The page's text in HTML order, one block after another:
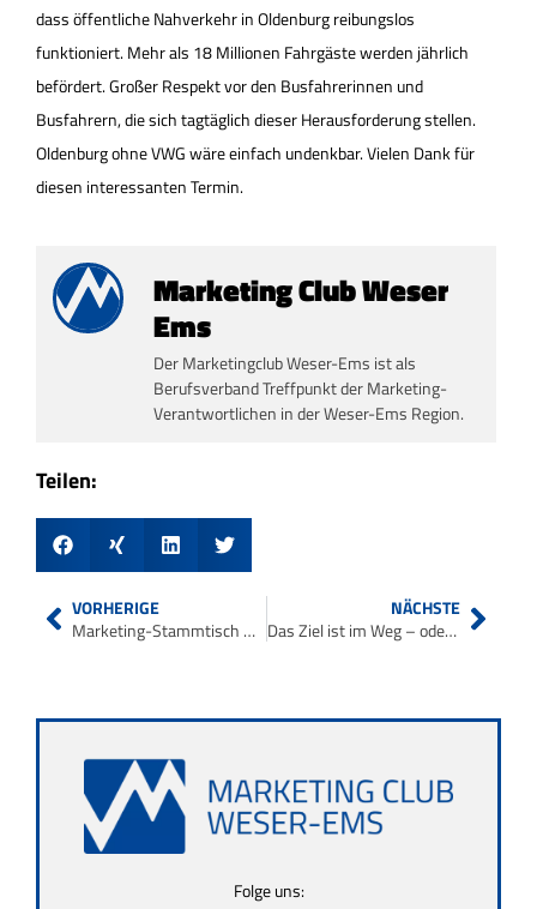
dass öffentliche Nahverkehr in Oldenburg reibungslos
funktioniert. Mehr als 18 Millionen Fahrgäste werden jährlich
befördert. Großer Respekt vor den Busfahrerinnen und
Busfahrern, die sich tagtäglich dieser Herausforderung stellen.
Oldenburg ohne VWG wäre einfach undenkbar. Vielen Dank für
diesen interessanten Termin.
Marketing Club Weser
Ems
Der Marketingclub Weser-Ems ist als
Berufsverband Treffpunkt der Marketing-
Verantwortlichen in der Weser-Ems Region.
Teilen:
VORHERIGE
Marketing-Stammtisch Oldenburger Münsterland in Garrel
NÄCHSTE
Das Ziel ist im Weg – oder doch eher ein Günter?
Folge uns: